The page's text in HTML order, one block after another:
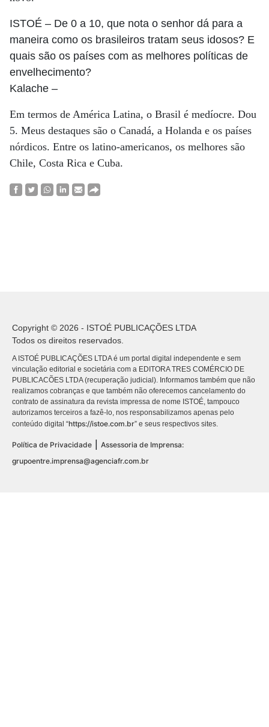
ISTOÉ – De 0 a 10, que nota o senhor dá para a
maneira como os brasileiros tratam seus idosos? E
quais são os países com as melhores políticas de
envelhecimento?
Kalache –
Em termos de América Latina, o Brasil é medíocre. Dou
5. Meus destaques são o Canadá, a Holanda e os países
nórdicos. Entre os latino-americanos, os melhores são
Chile, Costa Rica e Cuba.
Copyright © 2026 - ISTOÉ PUBLICAÇÕES LTDA
Todos os direitos reservados.
A ISTOÉ PUBLICAÇÕES LTDA é um portal digital independente e sem
vinculação editorial e societária com a EDITORA TRES COMÉRCIO DE
PUBLICACÕES LTDA (recuperação judicial). Informamos também que não
realizamos cobranças e que também não oferecemos cancelamento do
contrato de assinatura da revista impressa de nome ISTOÉ, tampouco
autorizamos terceiros a fazê-lo, nos responsabilizamos apenas pelo
conteúdo digital “https://istoe.com.br” e seus respectivos sites.
Política de Privacidade
Assessoria de Imprensa:
grupoentre.imprensa@agenciafr.com.br